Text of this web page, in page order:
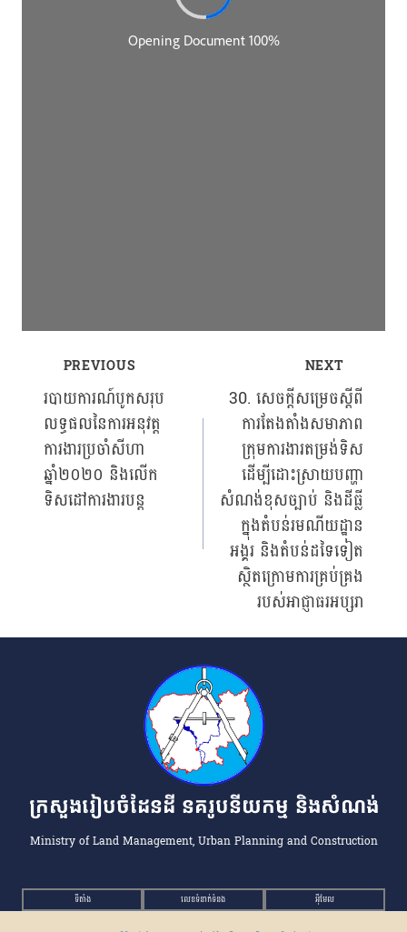
Post
navigation
PREVIOUS
របាយការណ៍បូកសរុប
លទ្ធផលនៃការអនុវត្ត
ការងារប្រចាំសីហា
ឆ្នាំ២០២០ និងលើក
ទិសដៅការងារបន្ត
NEXT
30. សេចក្ដីសម្រេចស្ដីពី
ការតែងតាំងសមាភាព
ក្រុមការងារតម្រង់ទិស
ដើម្បីដោះស្រាយបញ្ហា
សំណង់ខុសច្បាប់ និងដីធ្លី
ក្នុងតំបន់រមណីយដ្ឋាន
អង្គរ និងតំបន់ដទៃទៀត
ស្ថិតក្រោមការគ្រប់គ្រង
របស់អាជ្ញាធរអប្សរា
ក្រសួងរៀបចំដែនដី នគរូបនីយកម្ម និងសំណង់
Ministry of Land Management, Urban Planning and Construction
ទីតាំង លេខទំនាក់ទំនង អ៉ីមែល